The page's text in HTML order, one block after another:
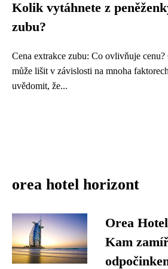
Kolik vytáhnete z
zubu?
Cena extrakce zubu: Co ovlivňuje cenu?
může lišit v závislosti na mnoha
uvědomit, že...
orea hotel horizont
Orea
Kam